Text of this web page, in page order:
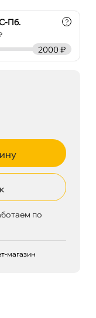
Пб. ?
2000 ₽
по
магазин
06.08